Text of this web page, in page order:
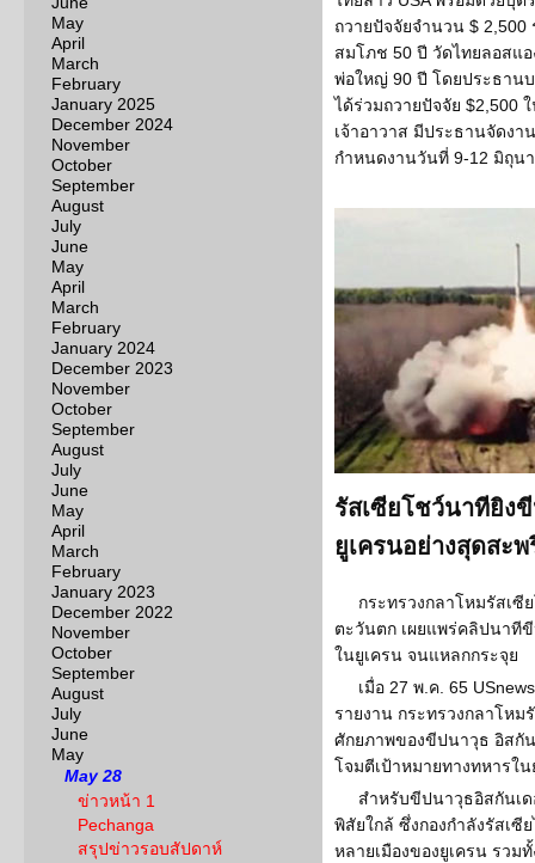
May
April
March
February
January 2025
December 2024
November
October
September
August
July
June
May
April
March
February
January 2024
December 2023
November
October
September
August
July
June
May
April
March
February
January 2023
December 2022
November
October
September
August
July
June
May
May 28
ข่าวหน้า 1
Pechanga
สรุปข่าวรอบสัปดาห์
ถวายปัจจัยจำนวน $
สมโภช 50 ปี วัดไทยลอสแ
พ่อใหญ่ 90 ปี โดยประธาน
ได้ร่วมถวายปัจจัย $2,500
เจ้าอาวาส มีประธานจัดง
กำหนดงานวันที่ 9-12 มิถุน
รัสเซียโชว์นาทียิง
ยูเครนอย่างสุดสะพ
กระทรวงกลาโหมรัสเ
ตะวันตก เผยแพร่คลิปนาที
ในยูเครน จนแหลกกระจุย
เมื่อ 27 พ.ค. 65
รายงาน กระทรวงกลาโหม
ศักยภาพของขีปนาวุธ อิสกั
โจมตีเป้าหมายทางทหารใน
สำหรับขีปนาวุธอิสกันเ
พิสัยใกล้ ซึ่งกองกำลังรัสเซี
หลายเมืองของยูเครน รวม